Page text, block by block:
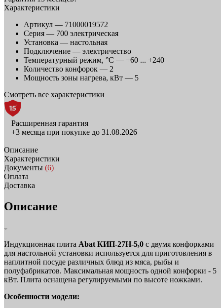
Характеристики
Артикул — 71000019572
Серия — 700 электрическая
Установка — настольная
Подключение — электричество
Температурный режим, °C — +60 ... +240
Количество конфорок — 2
Мощность зоны нагрева, кВт — 5
Смотреть все характеристики
Расширенная гарантия
+3 месяца при покупке до 31.08.2026
Описание
Характеристики
Документы (6)
Оплата
Доставка
Описание
Индукционная плита Abat КИП-27Н-5,0 с двумя конфорками
для настольной установки используется для приготовления в
наплитной посуде различных блюд из мяса, рыбы и
полуфабрикатов. Максимальная мощность одной конфорки - 5
кВт. Плита оснащена регулируемыми по высоте ножками.
Особенности модели: